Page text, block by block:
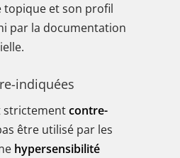
topique et son profil
par la documentation
indiquées
strictementcontre-
être utilisé par les
hypersensibilité